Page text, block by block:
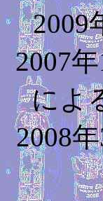
2009
2007年
によ
2008